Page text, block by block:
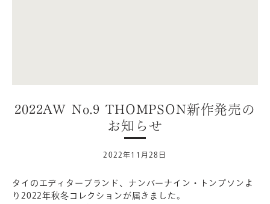
2022AW No.9 THOMPSON新作発売の
お知らせ
2022年11月28日
タイのエディターブランド、ナンバーナイン・トンプソンよ
り2022年秋冬コレクションが届きました。